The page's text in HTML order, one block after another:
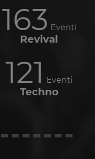
163 Eventi
Revival
121 Eventi
Techno